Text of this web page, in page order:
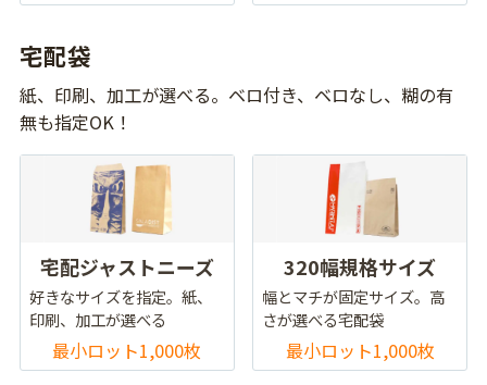
宅配袋
紙、印刷、加工が選べる。ベロ付き、ベロなし、糊の有
無も指定OK！
宅配ジャストニーズ
好きなサイズを指定。紙、
印刷、加工が選べる
最小ロット1,000枚
320幅規格サイズ
幅とマチが固定サイズ。高
さが選べる宅配袋
最小ロット1,000枚